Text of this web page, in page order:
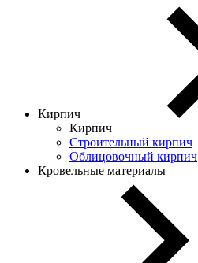
Кирпич
Кирпич
Строительный кирпич
Облицовочный кирпич
Кровельные материалы